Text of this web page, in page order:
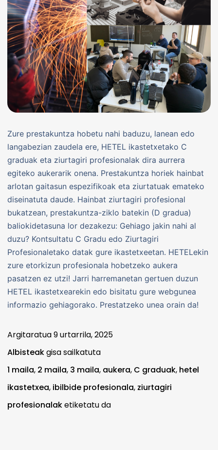
Zure prestakuntza hobetu nahi baduzu, lanean edo
langabezian zaudela ere, HETEL ikastetxetako C
graduak eta ziurtagiri profesionalak dira aurrera
egiteko aukerarik onena. Prestakuntza horiek hainbat
arlotan gaitasun espezifikoak eta ziurtatuak emateko
diseinatuta daude. Hainbat ziurtagiri profesional
bukatzean, prestakuntza-ziklo batekin (D gradua)
baliokidetasuna lor dezakezu: Gehiago jakin nahi al
duzu? Kontsultatu C Gradu edo Ziurtagiri
Profesionaletako datak gure ikastetxeetan. HETELekin
zure etorkizun profesionala hobetzeko aukera
pasatzen ez utzi! Jarri harremanetan gertuen duzun
HETEL ikastetxearekin edo bisitatu gure webgunea
informazio gehiagorako. Prestatzeko unea orain da!
Argitaratua9 urtarrila, 2025
Albisteakgisa sailkatuta
1 maila, 2 maila, 3 maila, aukera, C graduak, hetel
ikastetxea, ibilbide profesionala, ziurtagiri
profesionalaketiketatu da